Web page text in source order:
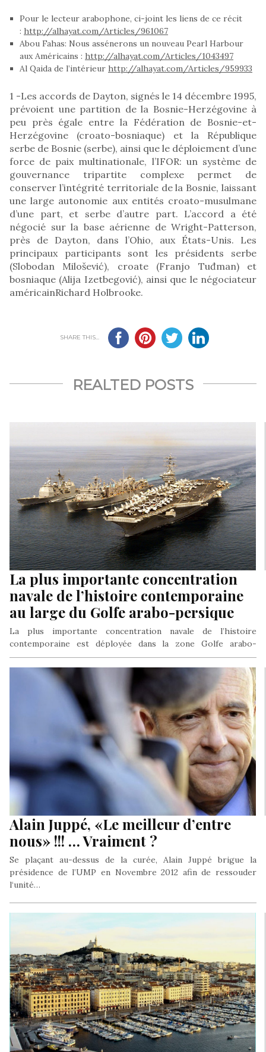
Pour le lecteur arabophone, ci-joint les liens de ce récit
: http://alhayat.com/Articles/961067
Abou Fahas: Nous assénerons un nouveau Pearl Harbour
aux Américains : http://alhayat.com/Articles/1043497
Al Qaida de l’intérieur http://alhayat.com/Articles/959933
1 -Les accords de Dayton, signés le 14 décembre 1995,
prévoient une partition de la Bosnie-Herzégovine à
peu près égale entre la Fédération de Bosnie-et-
Herzégovine (croato-bosniaque) et la République
serbe de Bosnie (serbe), ainsi que le déploiement d’une
force de paix multinationale, l’IFOR: un système de
gouvernance tripartite complexe permet de
conserver l’intégrité territoriale de la Bosnie, laissant
une large autonomie aux entités croato-musulmane
d’une part, et serbe d’autre part. L’accord a été
négocié sur la base aérienne de Wright-Patterson,
près de Dayton, dans l’Ohio, aux États-Unis. Les
principaux participants sont les présidents serbe
(Slobodan Milošević), croate (Franjo Tuđman) et
bosniaque (Alija Izetbegović), ainsi que le négociateur
américainRichard Holbrooke.
SHARE THIS...
REALTED POSTS
La plus importante concentration
navale de l’histoire contemporaine
au large du Golfe arabo-persique
La plus importante concentration navale de l’histoire
contemporaine est déployée dans la zone Golfe arabo-
persique/Océan indien, dans une démonstration de…
Alain Juppé, «Le meilleur d’entre
nous» !!! … Vraiment ?
Se plaçant au-dessus de la curée, Alain Juppé brigue la
présidence de l’UMP en Novembre 2012 afin de ressouder
l‘unité…